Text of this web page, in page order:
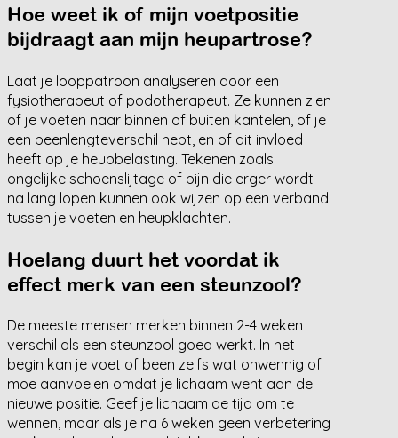
Hoe weet ik of mijn voetpositie
bijdraagt aan mijn heupartrose?
Laat je looppatroon analyseren door een
fysiotherapeut of podotherapeut. Ze kunnen zien
of je voeten naar binnen of buiten kantelen, of je
een beenlengteverschil hebt, en of dit invloed
heeft op je heupbelasting. Tekenen zoals
ongelijke schoenslijtage of pijn die erger wordt
na lang lopen kunnen ook wijzen op een verband
tussen je voeten en heupklachten.
Hoelang duurt het voordat ik
effect merk van een steunzool?
De meeste mensen merken binnen 2-4 weken
verschil als een steunzool goed werkt. In het
begin kan je voet of been zelfs wat onwennig of
moe aanvoelen omdat je lichaam went aan de
nieuwe positie. Geef je lichaam de tijd om te
wennen, maar als je na 6 weken geen verbetering